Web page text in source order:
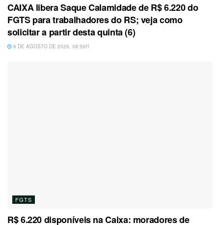
CAIXA libera Saque Calamidade de R$ 6.220 do
FGTS para trabalhadores do RS; veja como
solicitar a partir desta quinta (6)
6 DE AGOSTO DE 2026, 08:56H
FGTS
R$ 6.220 disponíveis na Caixa: moradores de